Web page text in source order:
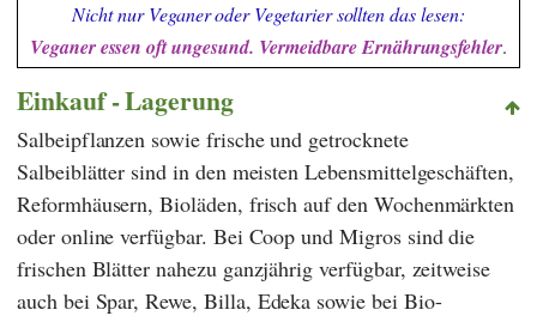
Nicht nur Veganer oder Vegetarier sollten das lesen:
Veganer essen oft ungesund. Vermeidbare Ernährungsfehler.
Einkauf - Lagerung
Salbeipflanzen sowie frische und getrocknete
Salbeiblätter sind in den meisten Lebensmittelgeschäften,
Reformhäusern, Bioläden, frisch auf den Wochenmärkten
oder online verfügbar. Bei CoopundMigros sind die
frischen Blätter nahezu ganzjährig verfügbar, zeitweise
auch bei Spar,Rewe, Billa, Edeka sowie bei Bio-